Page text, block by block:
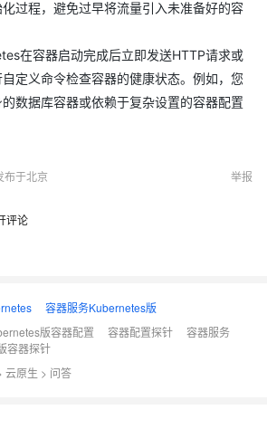
过程，避免过早将流量引入未准备好的容
在容器启动完成后立即发送HTTP请求或
定义命令检查容器的健康状态。例如，您
数据库容器或依赖于复杂设置的容器配置
布于北京 举报
评论
容器服务Kubernetes版
版容器配置 容器配置探针
容器服务
容器探针
云原生 > 问答